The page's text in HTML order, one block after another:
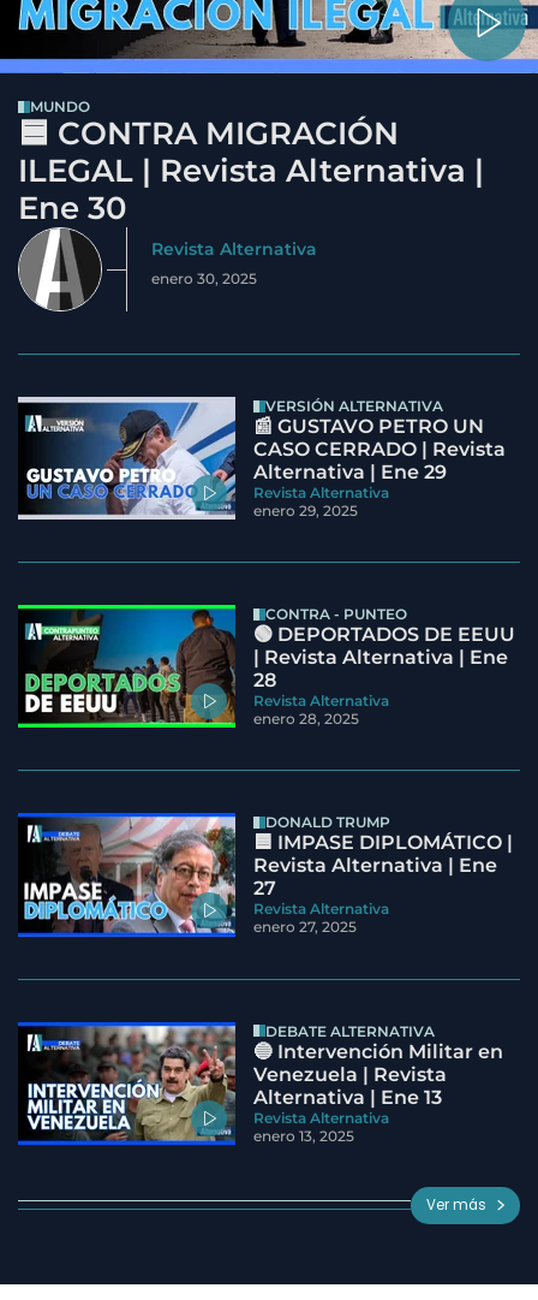
MUNDO
🟦 CONTRA MIGRACIÓN
ILEGAL | Revista Alternativa |
Ene 30
Revista Alternativa
enero 30, 2025
VERSIÓN ALTERNATIVA
📰 GUSTAVO PETRO UN
CASO CERRADO | Revista
Alternativa | Ene 29
Revista Alternativa
enero 29, 2025
CONTRA - PUNTEO
🟢 DEPORTADOS DE EEUU
| Revista Alternativa | Ene
28
Revista Alternativa
enero 28, 2025
DONALD TRUMP
🟦 IMPASE DIPLOMÁTICO |
Revista Alternativa | Ene
27
Revista Alternativa
enero 27, 2025
DEBATE ALTERNATIVA
🔵 Intervención Militar en
Venezuela | Revista
Alternativa | Ene 13
Revista Alternativa
enero 13, 2025
Ver más